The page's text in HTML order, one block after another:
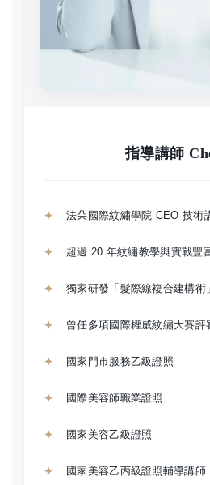
指導講師
法朵國際紋繡學院 CEO 技術
超過 20 年紋繡教學與實戰豐
獨家研發「髮際線複合建構術
曾任多項國際權威紋繡大賽評
國家門市服務乙級證照
國際美容師職業證照
國家美容乙級證照
國家美容乙丙級證照輔導講師